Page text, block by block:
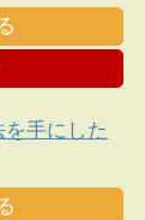
手にした